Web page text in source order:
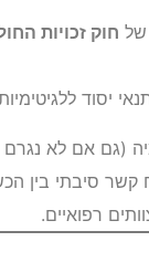
חוק זכויות
ללגיטימיות
(גם אם לא
קשר סיבתי בין
רפואיים.